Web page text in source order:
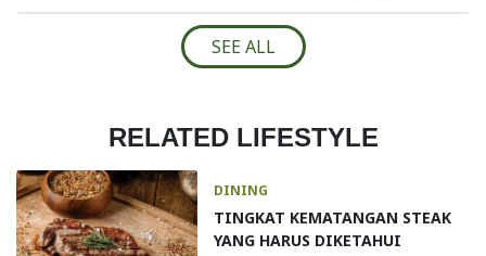
SEE ALL
RELATED LIFESTYLE
DINING
TINGKAT KEMATANGAN STEAK
YANG HARUS DIKETAHUI